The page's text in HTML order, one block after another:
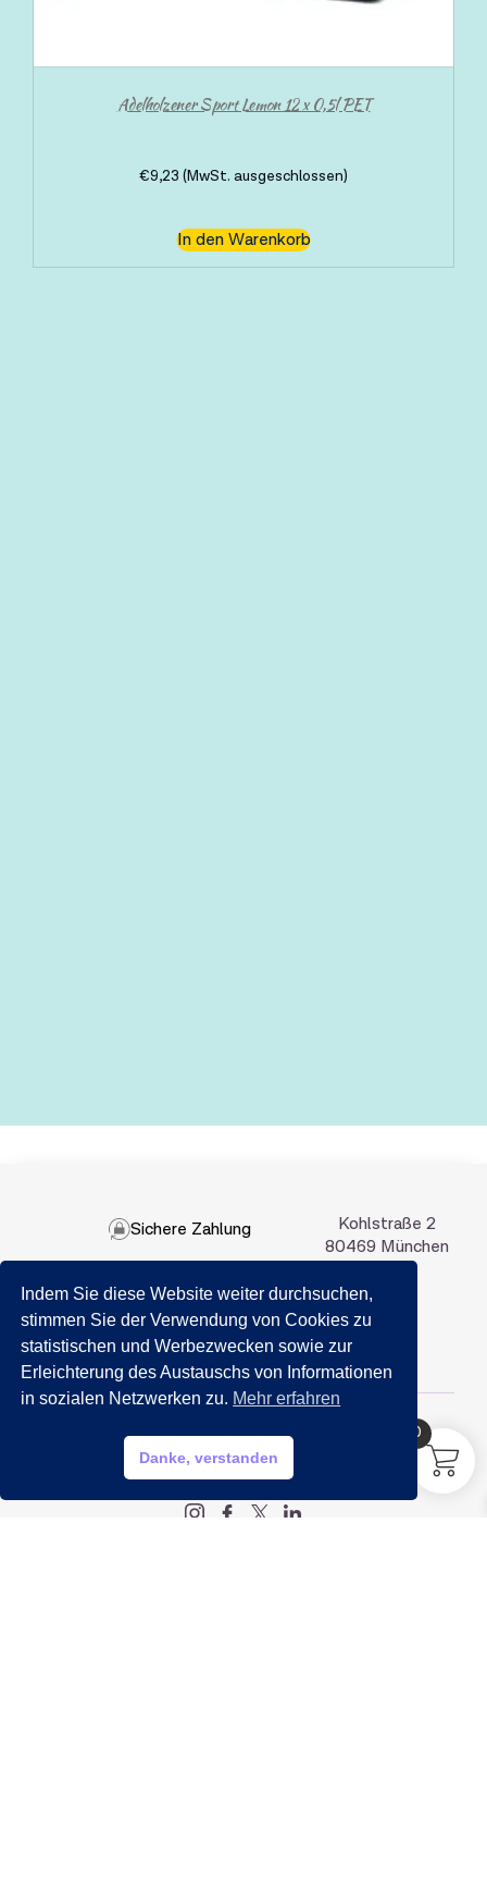
Adelholzener Sport Lemon 12 x 0,5l PET
€9,23 (MwSt. ausgeschlossen)
In den Warenkorb
0
Sichere Zahlung
Kohlstraße 2
80469 München
089 201 50 35
Email:info@getraenkemarkt-nida.com
HILFE?
My account
Indem Sie diese Website weiter durchsuchen,
stimmen Sie der Verwendung von Cookies zu
statistischen und Werbezwecken sowie zur
Erleichterung des Austauschs von Informationen
in sozialen Netzwerken zu. Mehr erfahren
Danke, verstanden